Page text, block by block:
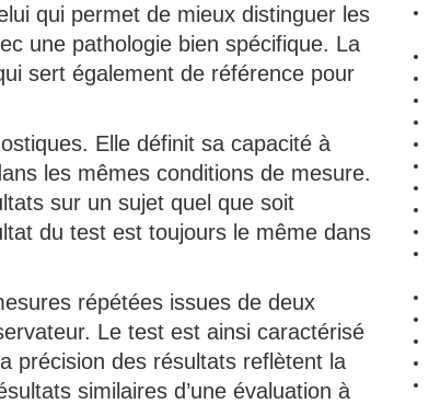
qui permet de mieux distinguer les
une pathologie bien spécifique. La
sert également de référence pour
Elle définit sa capacité à
les mêmes conditions de mesure.
sur un sujet quel que soit
du test est toujours le même dans
répétées issues de deux
Le test est ainsi caractérisé
précision des résultats reflètent la
similaires d’une évaluation à